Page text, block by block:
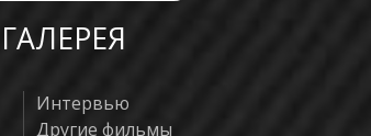
Интервью
Другие фильмы